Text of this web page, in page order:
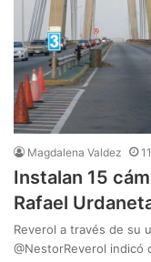
Magdalena Valdez
Instalan 15
Rafael
Reverol a través de su
@NestorReverol indicó